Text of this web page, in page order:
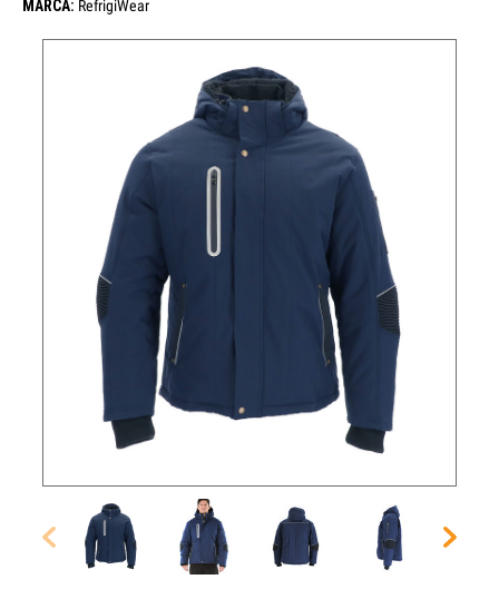
MARCA: RefrigiWear